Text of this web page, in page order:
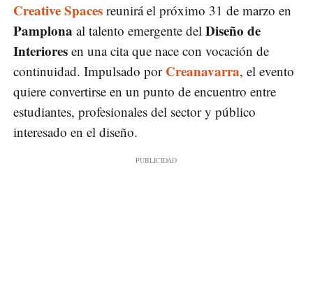
Creative Spaces reunirá el próximo 31 de marzo en
Pamplona al talento emergente del Diseño de
Interiores en una cita que nace con vocación de
continuidad. Impulsado por Creanavarra, el evento
quiere convertirse en un punto de encuentro entre
estudiantes, profesionales del sector y público
interesado en el diseño.